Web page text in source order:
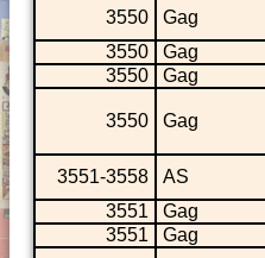
3550 Gag
3550
Gag
3550
Gag
3550 Gag
3551-3558 AS
3551
Gag
3551
Gag